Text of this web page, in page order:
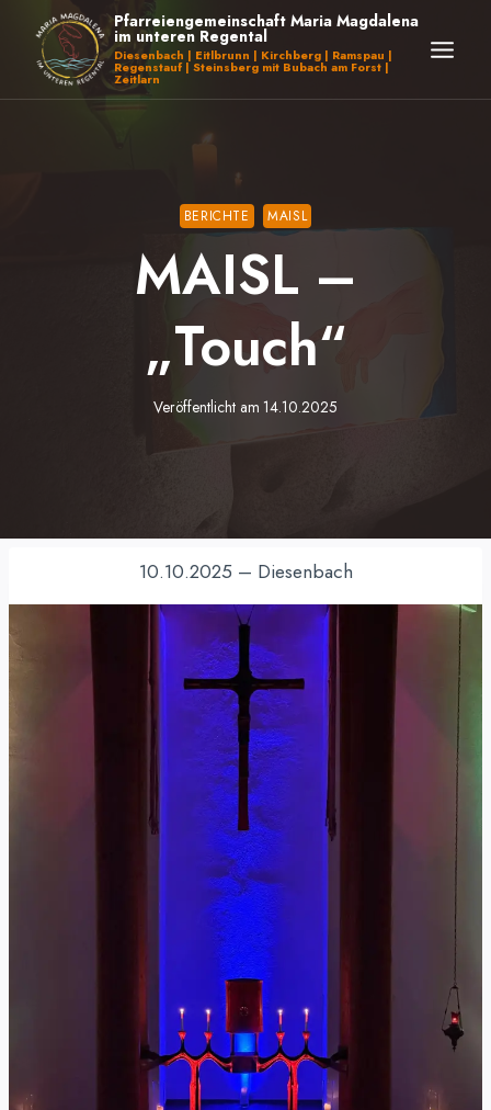
Inhalt
springen
Pfarreiengemeinschaft Maria Magdalena
im unteren Regental
Diesenbach | Eitlbrunn | Kirchberg | Ramspau |
Regenstauf | Steinsberg mit Bubach am Forst |
Zeitlarn
BERICHTE MAISL
MAISL –
„Touch“
Veröffentlicht am 14.10.2025
10.10.2025 – Diesenbach